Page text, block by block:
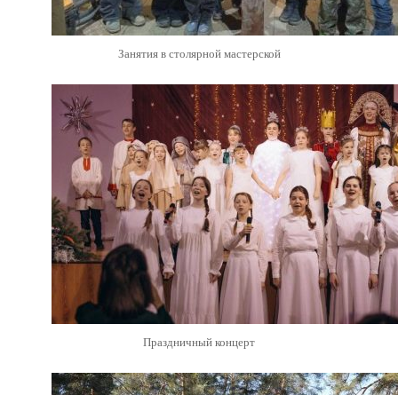
Занятия в столярной мастерской
Праздничный концерт